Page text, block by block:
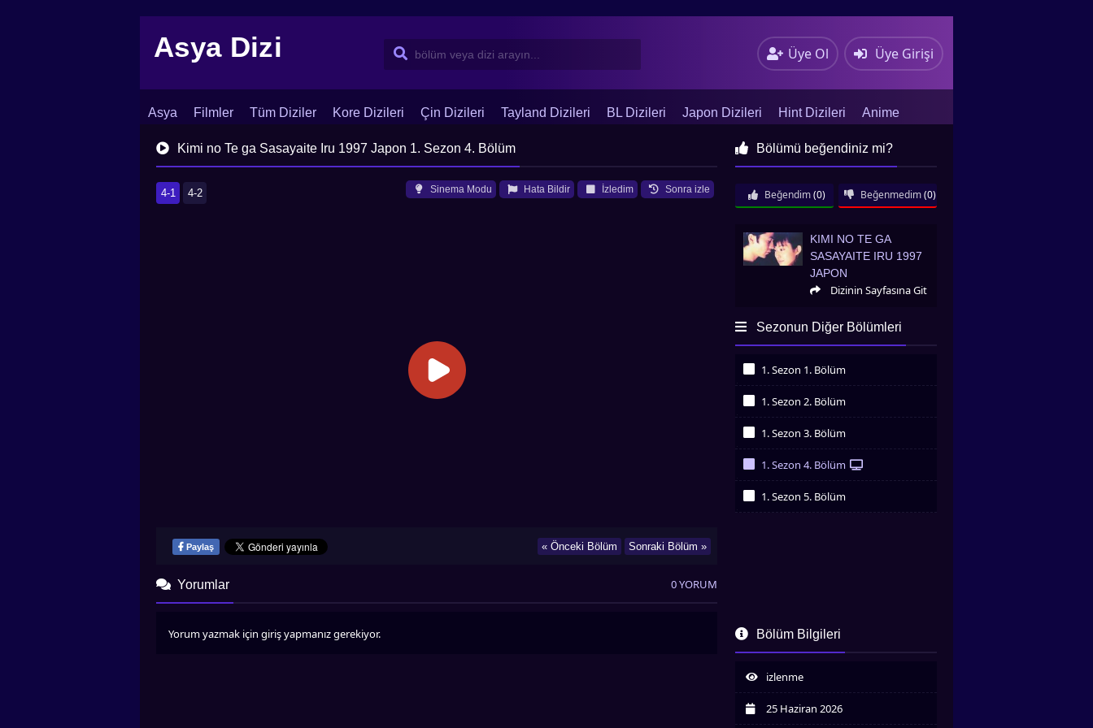
Asya Dizi Üye Ol Üye Girişi
Asya Filmler Tüm Diziler Kore Dizileri Çin Dizileri Tayland Dizileri BL Dizileri Japon Dizileri Hint Dizileri Anime
İletişim Blog Dizi Arşivi
Kimi no Te ga Sasayaite Iru 1997 Japon 1. Sezon 4. Bölüm
4-1 4-2 Sonra izle
İzledim
Hata Bildir
Sinema Modu
Paylaş Sonraki Bölüm »
« Önceki Bölüm
Bölümü beğendiniz mi?
Beğendim (0) Beğenmedim (0)
Kimi no Te ga Sasayaite Iru 1997 Japon
KIMI NO TE GA
SASAYAITE IRU 1997
JAPON
Dizinin Sayfasına Git
Sezonun Diğer Bölümleri
1. Sezon 1. Bölüm
1. Sezon 2. Bölüm
1. Sezon 3. Bölüm
1. Sezon 4. Bölüm
1. Sezon 5. Bölüm
Bölüm Bilgileri
izlenme
25 Haziran 2026
Yorumlar 0 YORUM
Yorum yazmak için giriş yapmanız gerekiyor.